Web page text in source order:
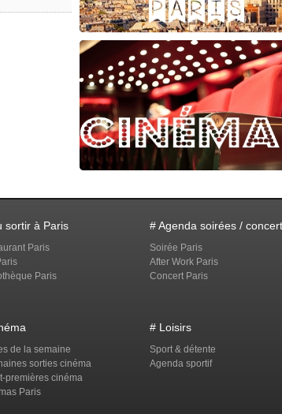
sortir à Paris
Paris
Paris
# Agenda soirées /
Soirée Paris
After Work Paris
Concert Paris
de la semaine
sorties cinéma
premières cinéma
Paris
# Loisirs
Sport & détente
Agenda sportif